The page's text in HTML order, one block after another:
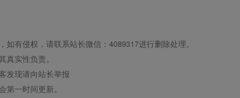
有侵权，请联系站长微信：4089317进行删除处理。
实性负责。
发现请向站长举报
一时间更新。